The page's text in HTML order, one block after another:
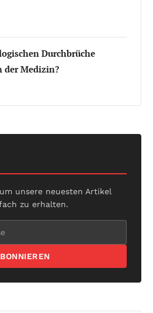
Durchbrüche
der Medizin?
unsere neuesten Artikel
zu erhalten.